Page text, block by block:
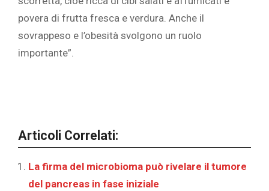
povera di frutta fresca e verdura. Anche il
sovrappeso e l’obesità svolgono un ruolo
importante”.
Articoli Correlati:
‎La firma del microbioma può rivelare il tumore
del pancreas in fase iniziale‎